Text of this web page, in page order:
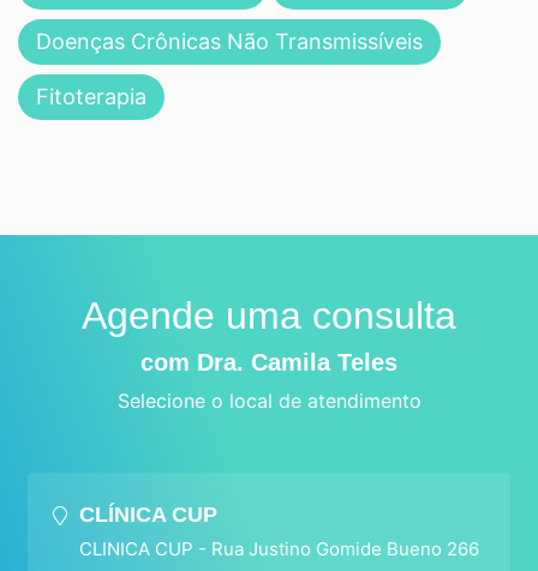
Doenças Crônicas Não Transmissíveis
Fitoterapia
Agende uma consulta
com Dra. Camila Teles
Selecione o local de atendimento
CLÍNICA CUP
CLINICA CUP - Rua Justino Gomide Bueno 266